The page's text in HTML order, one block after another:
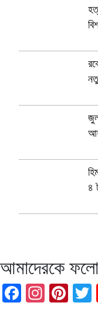
৪
আমাদেরকে
Facebook